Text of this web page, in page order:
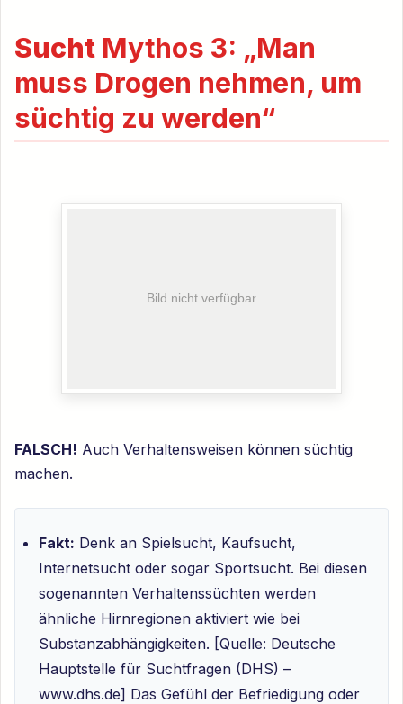
Sucht Mythos 3: „Man
muss Drogen nehmen, um
süchtig zu werden“
FALSCH! Auch Verhaltensweisen können süchtig
machen.
Fakt: Denk an Spielsucht, Kaufsucht,
Internetsucht oder sogar Sportsucht. Bei diesen
sogenannten Verhaltenssüchten werden
ähnliche Hirnregionen aktiviert wie bei
Substanzabhängigkeiten. [Quelle: Deutsche
Hauptstelle für Suchtfragen (DHS) –
www.dhs.de] Das Gefühl der Befriedigung oder